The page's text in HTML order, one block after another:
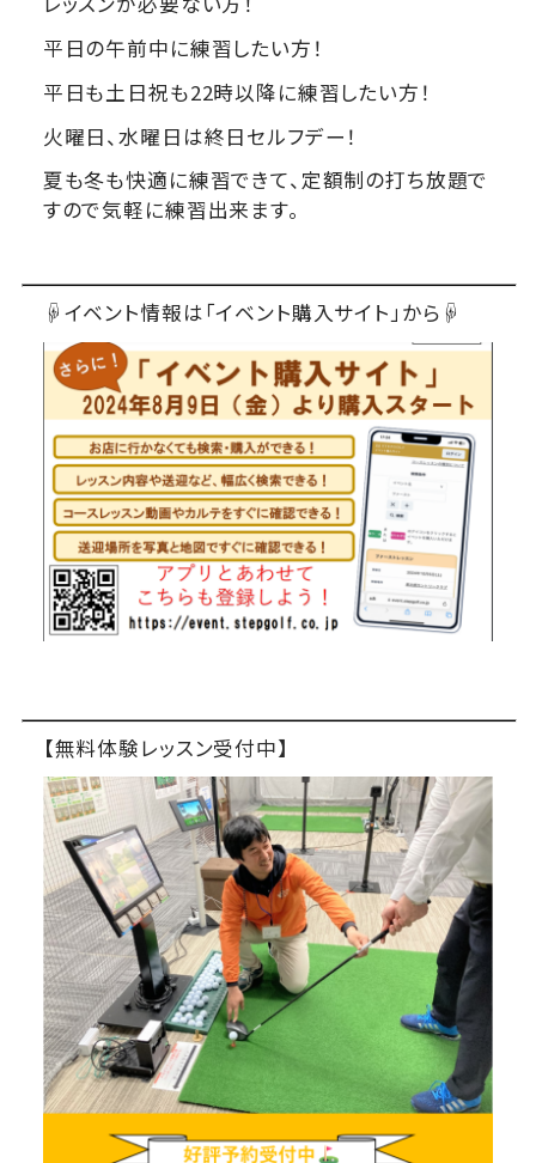
平日の午前中に練習したい方！
平日も土日祝も22時以降に練習したい方！
火曜日、水曜日は終日セルフデー！
夏も冬も快適に練習できて、定額制の打ち放題で
すので気軽に練習出来ます。
☟イベント情報は「イベント購入サイト」から☟
【無料体験レッスン受付中】